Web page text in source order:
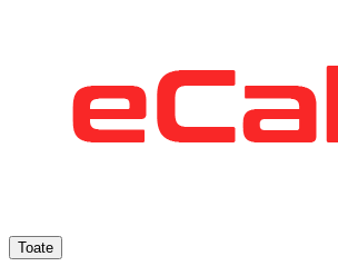
Toate